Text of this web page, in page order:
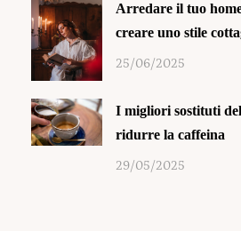
Arredare il tuo
creare uno stile
25/06/2025
I migliori sostituti
ridurre la caffeina
29/05/2025